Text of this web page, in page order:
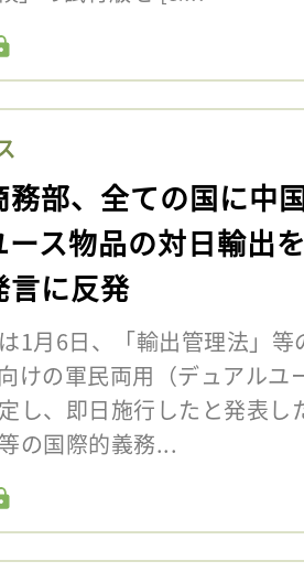
務部、全ての国に中
ース物品の対日輸出
言に反発
1月6日、「輸出管理法」等
けの軍民両用（デュアルユ
し、即日施行したと発表
の国際的義務...